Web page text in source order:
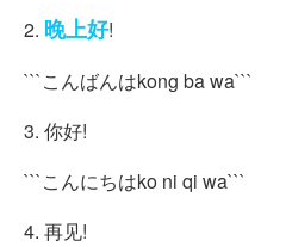
2. 晚上好!
```こんばんはkong ba wa```
3. 你好!
```こんにちはko ni qi wa```
4. 再见!